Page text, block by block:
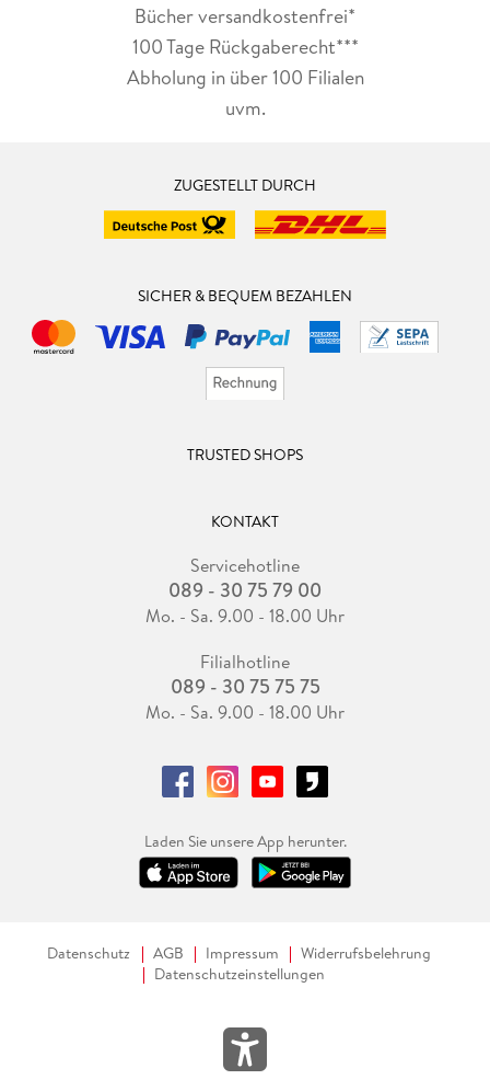
Bücher versandkostenfrei*
100 Tage Rückgaberecht***
Abholung in über 100 Filialen
uvm.
ZUGESTELLT DURCH
SICHER & BEQUEM BEZAHLEN
TRUSTED SHOPS
KONTAKT
Servicehotline
089 - 30 75 79 00
Mo. - Sa. 9.00 - 18.00 Uhr
Filialhotline
089 - 30 75 75 75
Mo. - Sa. 9.00 - 18.00 Uhr
Laden Sie unsere App herunter.
Datenschutz AGB Impressum
Widerrufsbelehrung
Datenschutzeinstellungen